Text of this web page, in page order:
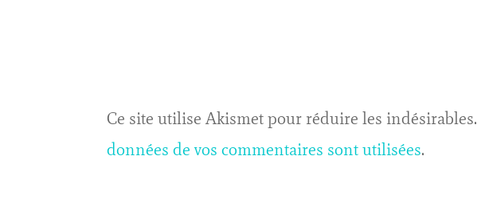
Ce site utilise Akismet pour réduire les indésirables.
données de vos commentaires sont utilisées.